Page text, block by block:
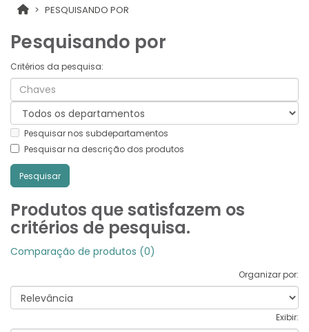
PESQUISANDO POR
Pesquisando por
Critérios da pesquisa:
Pesquisar nos subdepartamentos
Pesquisar na descrição dos produtos
Produtos que satisfazem os
critérios de pesquisa.
Comparação de produtos (0)
Organizar por:
Exibir: